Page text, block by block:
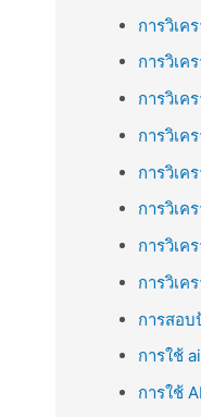
การวิเค
การวิเค
การวิเค
การวิเค
การวิเค
การวิเค
การวิเค
การวิเค
การสอ
การใช้
การใช้